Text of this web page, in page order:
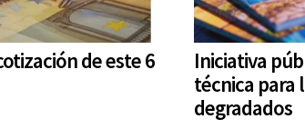
de este 6
Iniciativa
técnica para
degradados